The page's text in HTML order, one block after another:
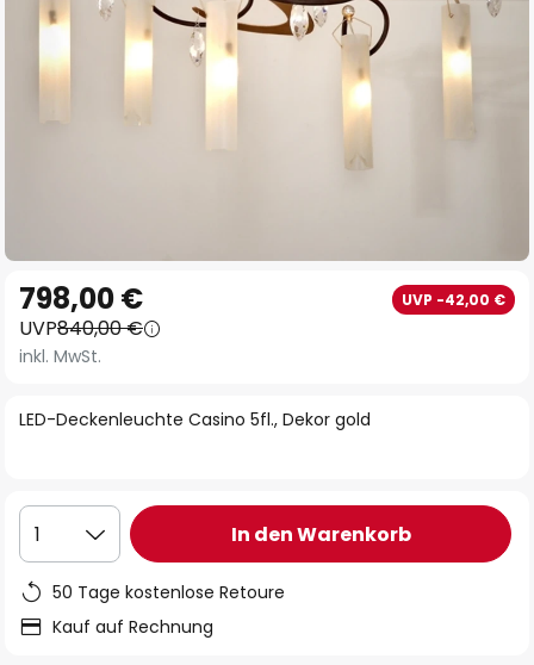
Anfang
der
Bildgalerie
LED-Deckenleuchte Casino 5fl., Dekor gold
798,00 € UVP -42,00 €
UVP840,00 €
inkl. MwSt.
1 In den Warenkorb
50 Tage kostenlose Retoure
Kauf auf Rechnung